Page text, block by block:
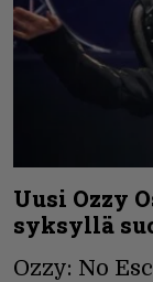
Uusi Ozzy
syksyllä
Ozzy: No